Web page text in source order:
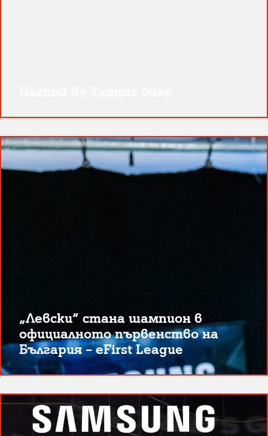
„Левски“ стана шампион в
официалното първенство на
България – eFirst League